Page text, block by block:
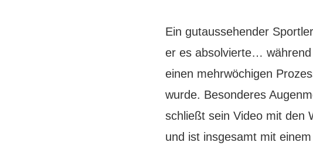
Ein gutaussehender
er es absolvierte…
einen mehrwöchigen
wurde. Besonderes
schließt sein Video mit den
und ist insgesamt mit